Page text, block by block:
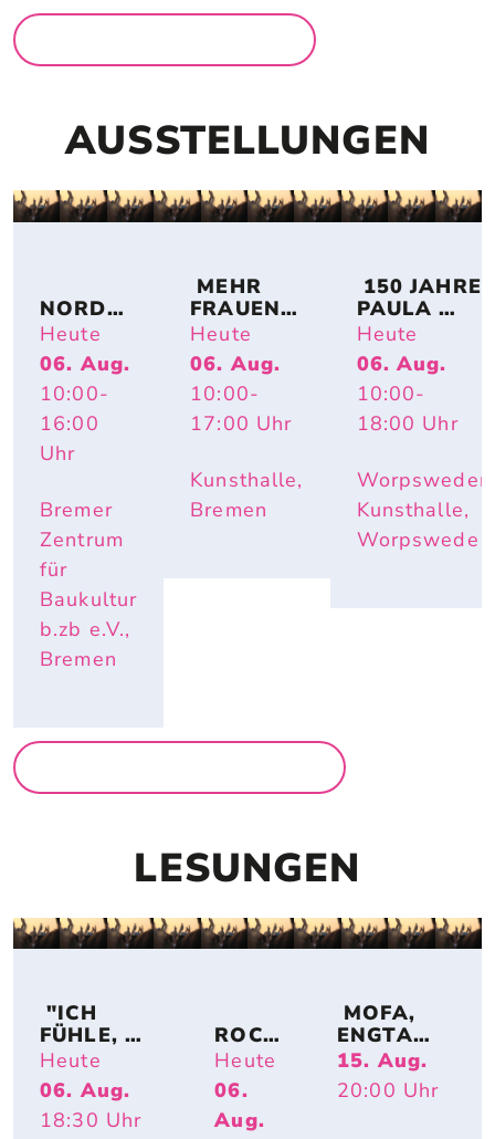
AUSSTELLUNGEN
NORDSE
E IM
UMBAU
– A
TOPOGR
APHY
OF
CHANGE
Heute
06. Aug.
10:00-
16:00
Uhr
Bremer
Zentrum
für
Baukultur
b.zb e.V.,
Bremen
MEHR
FRAUEN!
BREMER
KÜNSTLE
RINNEN
AUF
PAPIER
Heute
06. Aug.
10:00-
17:00 Uhr
Kunsthalle,
Bremen
150 JAHRE
PAULA
MODERSO
HN-
BECKER:
IMPULS
PAULA –
LONGEVIAL
Heute
06. Aug.
10:00-
18:00 Uhr
Worpsweder
Kunsthalle,
Worpswede
LESUNGEN
"ICH
FÜHLE,
DASS A
LLE M
ENSCHEN
SICH AN M
Heute
06. Aug.
18:30 Uhr
ROCK
AND
READ:
MART
IN
Heute
06.
Aug.
MOFA,
ENGTANZ
,
BUNDESJ
UGENDS
15. Aug.
20:00 Uhr